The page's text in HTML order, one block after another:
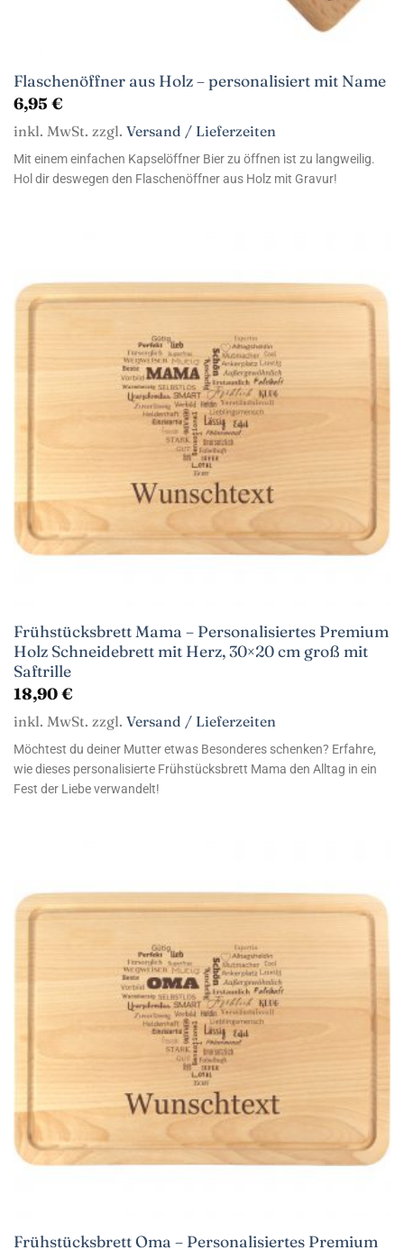
Flaschenöffner aus Holz – personalisiert mit Name
6,95 €
inkl. MwSt. zzgl. Versand / Lieferzeiten
Mit einem einfachen Kapselöffner Bier zu öffnen ist zu langweilig.
Hol dir deswegen den Flaschenöffner aus Holz mit Gravur!
Frühstücksbrett Mama – Personalisiertes Premium
Holz Schneidebrett mit Herz, 30×20 cm groß mit
Saftrille
18,90€
inkl. MwSt. zzgl. Versand / Lieferzeiten
Möchtest du deiner Mutter etwas Besonderes schenken? Erfahre,
wie dieses personalisierte Frühstücksbrett Mama den Alltag in ein
Fest der Liebe verwandelt!
Frühstücksbrett Oma – Personalisiertes Premium